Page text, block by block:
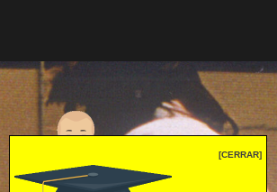
[CERRAR]